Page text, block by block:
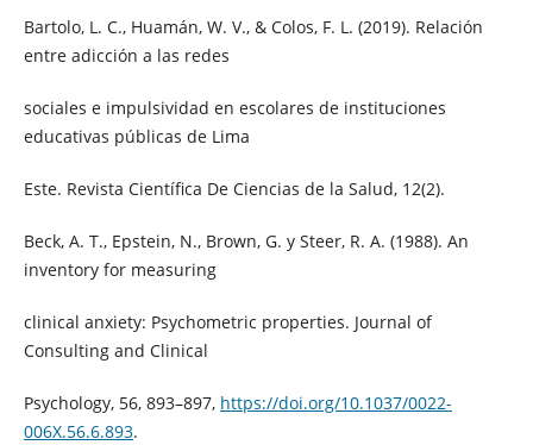
Bartolo, L. C., Huamán, W. V., & Colos, F. L. (2019). Relación
entre adicción a las redes
sociales e impulsividad en escolares de instituciones
educativas públicas de Lima
Este. Revista Científica De Ciencias de la Salud, 12(2).
Beck, A. T., Epstein, N., Brown, G. y Steer, R. A. (1988). An
inventory for measuring
clinical anxiety: Psychometric properties. Journal of
Consulting and Clinical
Psychology, 56, 893–897, https://doi.org/10.1037/0022-
006X.56.6.893.